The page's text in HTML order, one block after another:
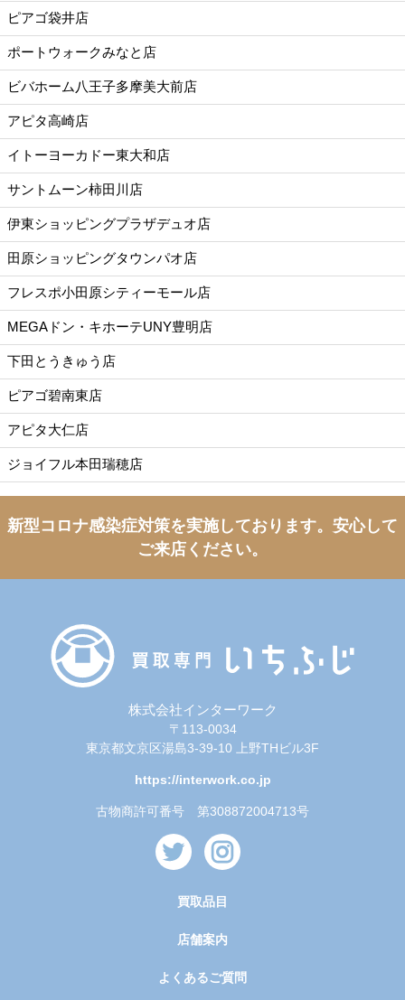
ピアゴ袋井店
ポートウォークみなと店
ビバホーム八王子多摩美大前店
アピタ高崎店
イトーヨーカドー東大和店
サントムーン柿田川店
伊東ショッピングプラザデュオ店
田原ショッピングタウンパオ店
フレスポ小田原シティーモール店
MEGAドン・キホーテUNY豊明店
下田とうきゅう店
ピアゴ碧南東店
アピタ大仁店
ジョイフル本田瑞穂店
新型コロナ感染症対策を実施しております。 安心して
ご来店ください。
株式会社インターワーク
〒113-0034
東京都文京区湯島3-39-10 上野THビル3F
https://interwork.co.jp
古物商許可番号 第308872004713号
買取品目
店舗案内
よくあるご質問